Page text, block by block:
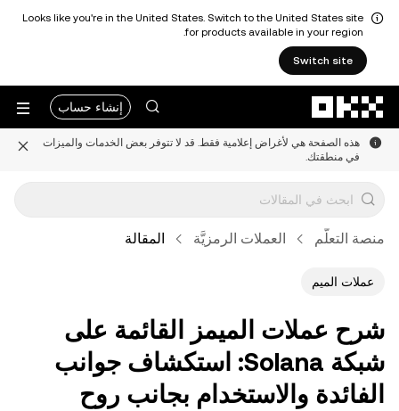
Looks like you're in the United States. Switch to the United States site
for products available in your region.
Switch site
إنشاء حساب
هذه الصفحة هي لأغراض إعلامية فقط. قد لا تتوفر بعض الخدمات والميزات
في منطقتك.
منصة التعلُّم العملات الرمزيَّة المقالة
عملات الميم
شرح عملات الميمز القائمة على
شبكة Solana: استكشاف جوانب
الفائدة والاستخدام بجانب روح